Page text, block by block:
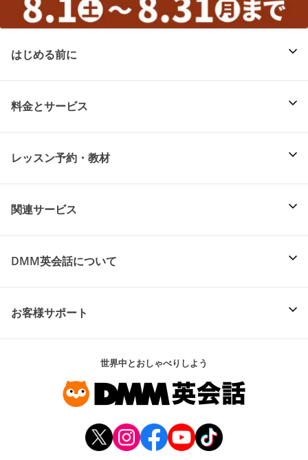
はじめる前に
料金とサービス
レッスン予約・教材
関連サービス
DMM英会話について
お客様サポート
世界中とおしゃべりしよう